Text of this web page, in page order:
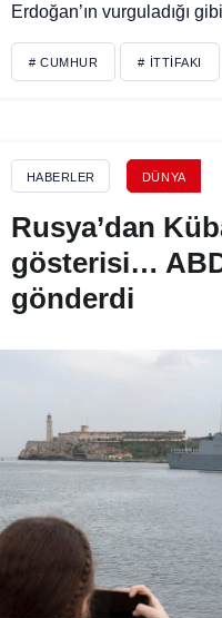
Erdoğan’ın vurguladığı
# CUMHUR # İTTIFAKI
HABERLER DÜNYA
Rusya’dan
gösterisi…
gönderdi